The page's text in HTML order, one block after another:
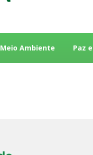
Meio Ambiente Paz